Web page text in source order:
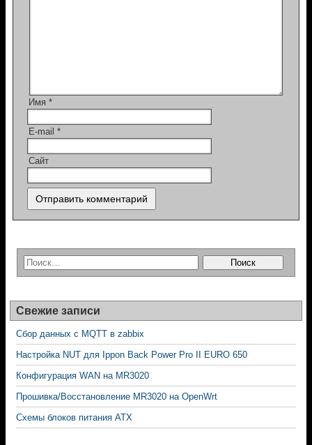
Имя *
E-mail *
Сайт
Свежие записи
Сбор данных с MQTT в zabbix
Настройка NUT для Ippon Back Power Pro II EURO 650
Конфигурация WAN на MR3020
Прошивка/Восстановление MR3020 на OpenWrt
Схемы блоков питания ATX